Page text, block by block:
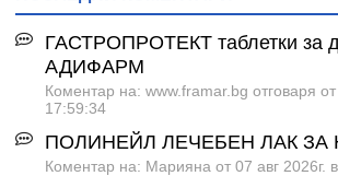
ГАСТРОПРОТЕКТ таблетки за
АДИФАРМ
Коментар на: www.framar.bg отговаря от
17:59:34
ПОЛИНЕЙЛ ЛЕЧЕБЕН ЛАК ЗА
Коментар на: Марияна от 07 авг 2026г.